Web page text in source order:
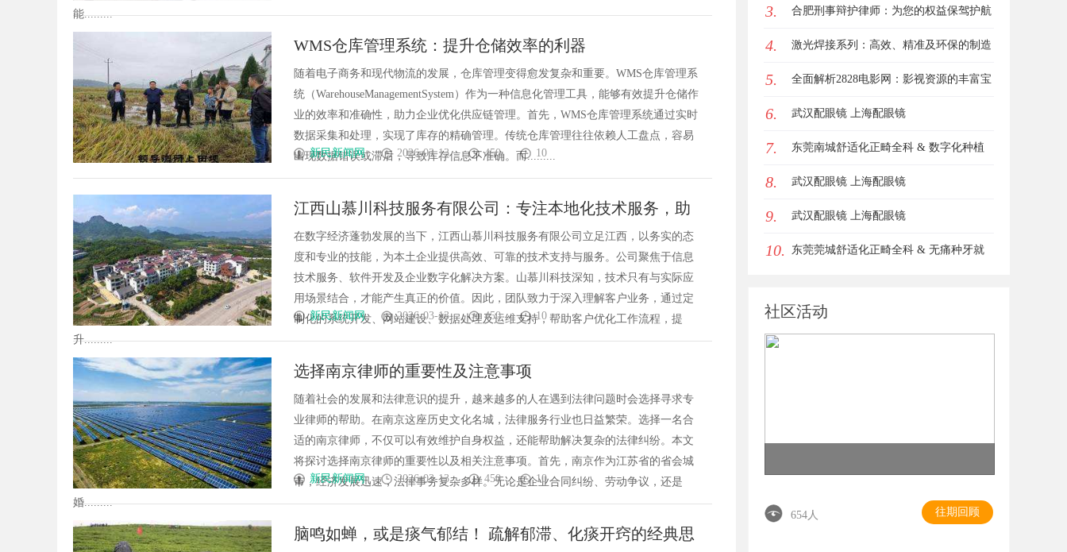
能.........
WMS仓库管理系统：提升仓储效率的利器
随着电子商务和现代物流的发展，仓库管理变得愈发复杂和重要。WMS仓库管理系
统（WarehouseManagementSystem）作为一种信息化管理工具，能够有效提升仓储作
业的效率和准确性，助力企业优化供应链管理。首先，WMS仓库管理系统通过实时
数据采集和处理，实现了库存的精确管理。传统仓库管理往往依赖人工盘点，容易
出现数据错误或滞后，导致库存信息不准确。而.........
新民新闻网 2026-03-13 450 10
江西山慕川科技服务有限公司：专注本地化技术服务，助
力企业数字化转型
在数字经济蓬勃发展的当下，江西山慕川科技服务有限公司立足江西，以务实的态
度和专业的技能，为本土企业提供高效、可靠的技术支持与服务。公司聚焦于信息
技术服务、软件开发及企业数字化解决方案。山慕川科技深知，技术只有与实际应
用场景结合，才能产生真正的价值。因此，团队致力于深入理解客户业务，通过定
制化的系统开发、网站建设、数据处理及运维支持，帮助客户优化工作流程，提
升.........
新民新闻网 2026-03-13 450 10
选择南京律师的重要性及注意事项
随着社会的发展和法律意识的提升，越来越多的人在遇到法律问题时会选择寻求专
业律师的帮助。在南京这座历史文化名城，法律服务行业也日益繁荣。选择一名合
适的南京律师，不仅可以有效维护自身权益，还能帮助解决复杂的法律纠纷。本文
将探讨选择南京律师的重要性以及相关注意事项。首先，南京作为江苏省的省会城
市，经济发展迅速，法律事务复杂多样。无论是企业合同纠纷、劳动争议，还是
婚.........
新民新闻网 2026-03-13 450 10
脑鸣如蝉，或是痰气郁结！ 疏解郁滞、化痰开窍的经典思
3. 合肥刑事辩护律师：为您的权益保驾护航
4. 激光焊接系列：高效、精准及环保的制造
解决方案
5. 全面解析2828电影网：影视资源的丰富宝
库及其使用指南
6. 武汉配眼镜 上海配眼镜
7. 东莞南城舒适化正畸全科 & 数字化种植
诊疗专业指南
8. 武汉配眼镜 上海配眼镜
9. 武汉配眼镜 上海配眼镜
10. 东莞莞城舒适化正畸全科 & 无痛种牙就
社区活动
654人 往期回顾